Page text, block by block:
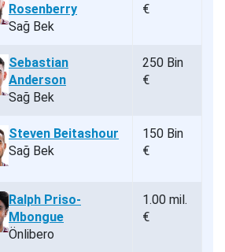
Rosenberry
Sağ Bek
€
Sebastian
Anderson
Sağ Bek
250 Bin
€
Steven Beitashour
Sağ Bek
150 Bin
€
Ralph Priso-
Mbongue
Önlibero
1.00 mil.
€